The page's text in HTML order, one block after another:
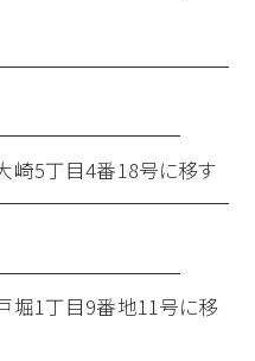
崎5丁目4番18号に移す
堀1丁目9番地11号に移